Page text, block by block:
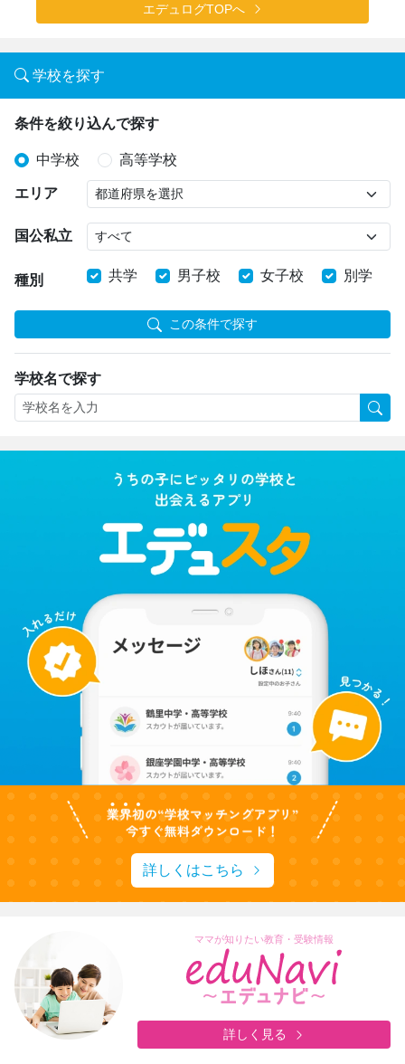
エデュログTOPへ
学校を探す
条件を絞り込んで探す
中学校 高等学校
エリア
国公私立
種別 共学 男子校 女子校 別学
この条件で探す
学校名で探す
詳しくはこちら
ママが知りたい教育・受験情報
詳しく見る